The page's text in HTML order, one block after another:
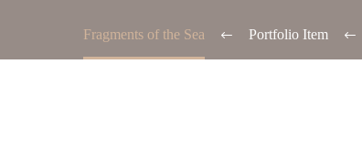
Portfolio Item
Fragments of the Sea